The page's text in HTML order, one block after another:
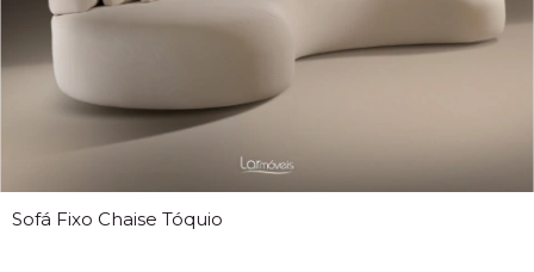
Sofá Fixo Chaise Tóquio